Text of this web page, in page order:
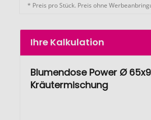
* Preis pro Stück. Preis ohne
Ihre Kalkulation
Blumendose Power Ø
Kräutermischung